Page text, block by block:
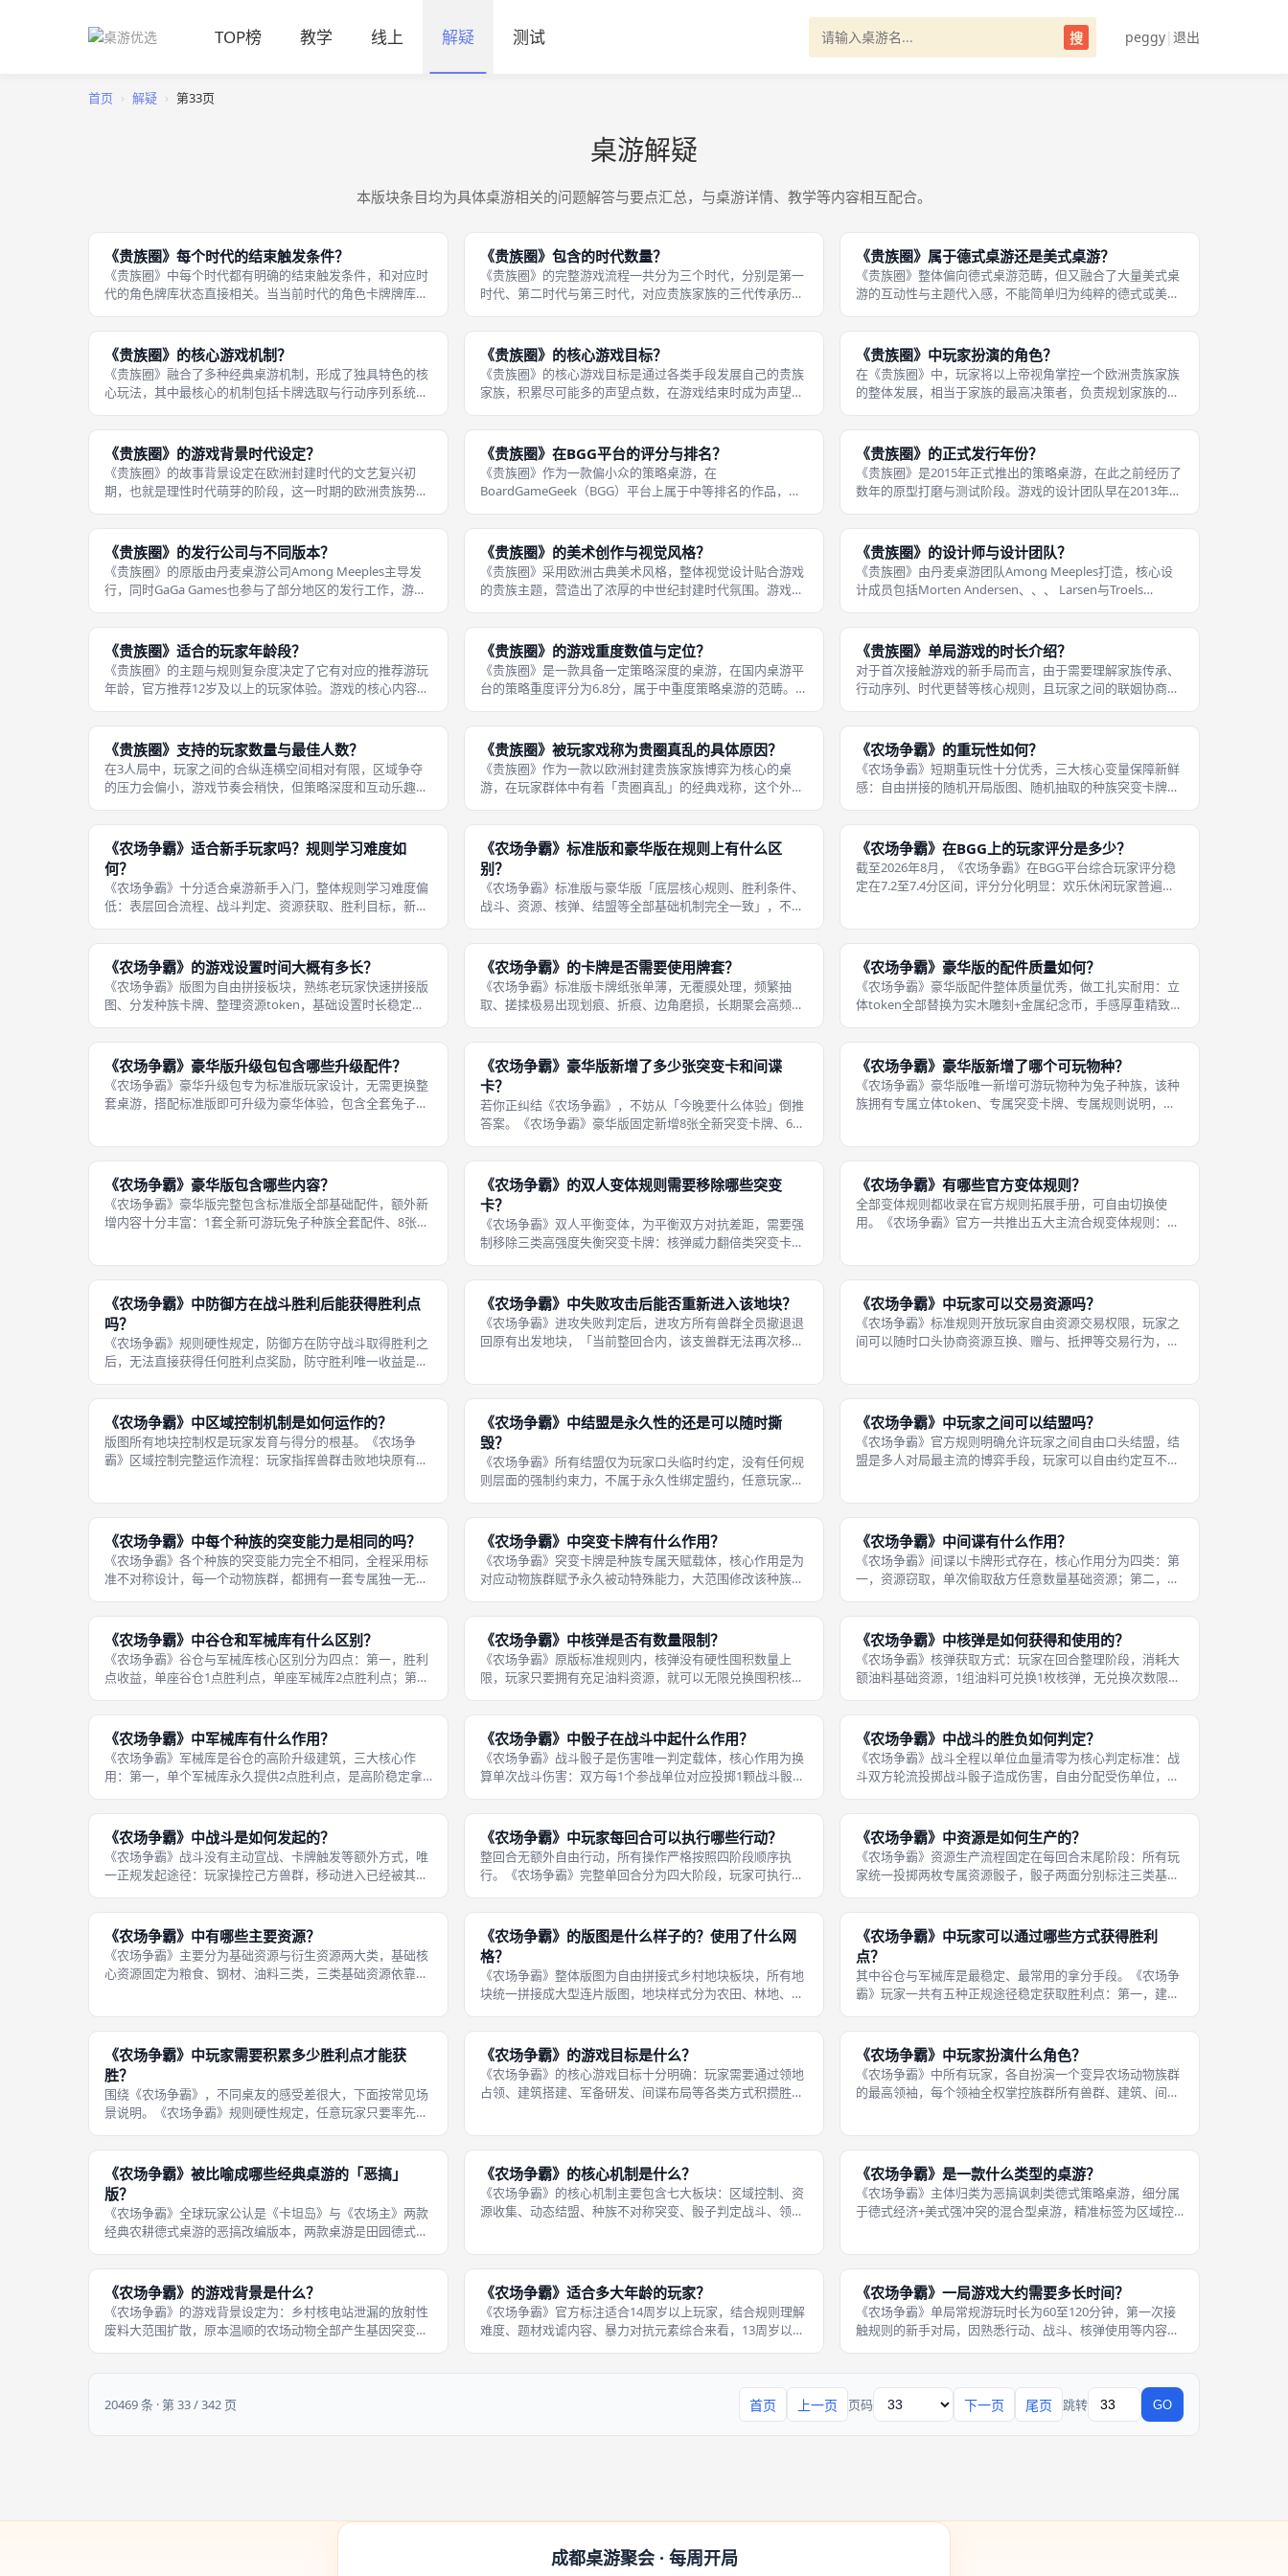
TOP榜 教学 线上 解疑 测试 搜 peggy| 退出
首页 › 解疑 › 第33页
桌游解疑
本版块条目均为具体桌游相关的问题解答与要点汇总，与桌游详情、教学等内容相互配合。
《贵族圈》每个时代的结束触发条件？
《贵族圈》中每个时代都有明确的结束触发条件，和对应时
代的角色牌库状态直接相关。当当前时代的角色卡牌牌库被
所有结算后，正式进入时代更替阶段。 具体来说，游戏过程
中玩家会通过各种方式抽取角色牌
《贵族圈》包含的时代数量？
《贵族圈》的完整游戏流程一共分为三个时代，分别是第一
时代、第二时代与第三时代，对应贵族家族的三代传承历
的能力会越来越强，可选的发展路线也更加丰富，游戏的策
略深度逐步提升。 第一时代是家族的
《贵族圈》属于德式桌游还是美式桌游？
《贵族圈》整体偏向德式桌游范畴，但又融合了大量美式桌
游的互动性与主题代入感，不能简单归为纯粹的德式或美式
源管理、策略规划、效率优化为核心，玩家的主要精力放在
家族发展的规划上，有明确的最优解
《贵族圈》的核心游戏机制？
《贵族圈》融合了多种经典桌游机制，形成了独具特色的核
心玩法，其中最核心的机制包括卡牌选取与行动序列系统、
列是游戏的基础运作逻辑：每张角色卡都有四条行动序列，
玩家激活角色时选择一条执行，不同
《贵族圈》的核心游戏目标？
《贵族圈》的核心游戏目标是通过各类手段发展自己的贵族
家族，积累尽可能多的声望点数，在游戏结束时成为声望最
望点数是衡量家族地位的唯一标准，也是最终结算胜负的唯
一依据。 玩家需要平衡不同的发展
《贵族圈》中玩家扮演的角色？
在《贵族圈》中，玩家将以上帝视角掌控一个欧洲贵族家族
的整体发展，相当于家族的最高决策者，负责规划家族的所
家族的资源、人脉与发展方向，决定家族是侧重军事扩张、
经济积累还是宗教声望，安排家族成
《贵族圈》的游戏背景时代设定？
《贵族圈》的故事背景设定在欧洲封建时代的文艺复兴初
期，也就是理性时代萌芽的阶段，这一时期的欧洲贵族势力
谋、战争与联姻的故事，为游戏的核心玩法提供了完美的主
题土壤。在这个时代背景下，贵族家族
《贵族圈》在BGG平台的评分与排名？
《贵族圈》作为一款偏小众的策略桌游，在
BoardGameGeek（BGG）平台上属于中等排名的作品，国
这个成绩在数千款策略桌游中处于中游偏上的水平，也符合
它小众精品的定位。由于受众偏
《贵族圈》的正式发行年份？
《贵族圈》是2015年正式推出的策略桌游，在此之前经历了
数年的原型打磨与测试阶段。游戏的设计团队早在2013年前
行过测试展出，收集玩家反馈后对规则进行了多轮优化调
整，让游戏的平衡性和流畅度
《贵族圈》的发行公司与不同版本？
《贵族圈》的原版由丹麦桌游公司Among Meeples主导发
行，同时GaGa Games也参与了部分地区的发行工作，游戏
游戏的官方中文版由MYBG Co., Ltd.代理引进发行，这
《贵族圈》的美术创作与视觉风格？
《贵族圈》采用欧洲古典美术风格，整体视觉设计贴合游戏
的贵族主题，营造出了浓厚的中世纪封建时代氛围。游戏的
妆容与气质，不同颜色属性的贵族在视觉上也有清晰的区
分，玩家可以快速通过画面判断角色的
《贵族圈》的设计师与设计团队？
《贵族圈》由丹麦桌游团队Among Meeples打造，核心设
计成员包括Morten Andersen、、、 Larsen与Troels
支丹麦设计团队专注于主题与机制深
《贵族圈》适合的玩家年龄段？
《贵族圈》的主题与规则复杂度决定了它有对应的推荐游玩
年龄，官方推荐12岁及以上的玩家体验。游戏的核心内容围
的内容，但规则体系包含多层逻辑，需要玩家具备一定的理
解能力和逻辑思维能力，低龄儿童
《贵族圈》的游戏重度数值与定位？
《贵族圈》是一款具备一定策略深度的桌游，在国内桌游平
台的策略重度评分为6.8分，属于中重度策略桌游的范畴。这
度，既不像轻策桌游那样极易上手，也不像超重型桌游那样
拥有相当复杂的规则和超长的学习
《贵族圈》单局游戏的时长介绍？
对于首次接触游戏的新手局而言，由于需要理解家族传承、
行动序列、时代更替等核心规则，且玩家之间的联姻协商需
慢节奏的新手局甚至会接近150分钟。《贵族圈》属于中重
度策略桌游，官方标注的单局游
《贵族圈》支持的玩家数量与最佳人数？
在3人局中，玩家之间的合纵连横空间相对有限，区域争夺
的压力会偏小，游戏节奏会稍快，但策略深度和互动乐趣会
联姻的选择更多，省份争夺也会更加激烈，但游戏时长会相
应拉长，且每名玩家的回合等待时间
《贵族圈》被玩家戏称为贵圈真乱的具体原因？
《贵族圈》作为一款以欧洲封建贵族家族博弈为核心的桌
游，在玩家群体中有着「贵圈真乱」的经典戏称，这个外号
的联姻系统，玩家之间需要通过子女联姻实现家族联合，整
个过程充满了利益交换与讨价还价，为
《农场争霸》的重玩性如何？
《农场争霸》短期重玩性十分优秀，三大核心变量保障新鲜
感：自由拼接的随机开局版图、随机抽取的种族突变卡牌、
样，连续游玩十几局不会明显乏味；长期长线游玩，玩家熟
悉主流速攻、种田、核弹套路后，基
《农场争霸》适合新手玩家吗？规则学习难度如
何？
《农场争霸》十分适合桌游新手入门，整体规则学习难度偏
低：表层回合流程、战斗判定、资源获取、胜利目标，新手
玩；规则没有复杂嵌套公式、海量行动分支，框架简洁直
白；同时高阶结盟拉扯、种族搭配、
《农场争霸》标准版和豪华版在规则上有什么区
别？
《农场争霸》标准版与豪华版「底层核心规则、胜利条件、
战斗、资源、核弹、结盟等全部基础机制完全一致」，不存
解锁兔子种族专属天赋规则、新增14张拓展突变与间谍卡的
使用规则、开放5人对局人数规则
《农场争霸》在BGG上的玩家评分是多少？
截至2026年8月，《农场争霸》在BGG平台综合玩家评分稳
定在7.2至7.4分区间，评分分化明显：欢乐休闲玩家普遍打
固化、深度
《农场争霸》的游戏设置时间大概有多长？
《农场争霸》版图为自由拼接板块，熟练老玩家快速拼接版
图、分发种族卡牌、整理资源token，基础设置时长稳定在5
需要10至18分钟；豪华版5人满配对局配件更多，整理分发
耗时小幅增加，最长不
《农场争霸》的卡牌是否需要使用牌套？
《农场争霸》标准版卡牌纸张单薄，无覆膜处理，频繁抽
取、搓揉极易出现划痕、折痕、边角磨损，长期聚会高频使
艺，纸张硬度提升，日常居家休闲游玩不用牌套也可以正常
长期使用；线下桌游聚会多人高频轮换
《农场争霸》豪华版的配件质量如何？
《农场争霸》豪华版配件整体质量优秀，做工扎实耐用：立
体token全部替换为实木雕刻+金属纪念币，手感厚重精致，
易折痕，耐磨耐搓；附赠帆布骰袋、专用卡盒、分区收纳
盒，收纳规整不易散落；版图加
《农场争霸》豪华版升级包包含哪些升级配件？
《农场争霸》豪华升级包专为标准版玩家设计，无需更换整
套桌游，搭配标准版即可升级为豪华体验，包含全套兔子种
牌收纳插盒、帆布便携骰
《农场争霸》豪华版新增了多少张突变卡和间谍
卡？
若你正纠结《农场争霸》，不妨从「今晚要什么体验」倒推
答案。《农场争霸》豪华版固定新增8张全新突变卡牌、6张
动、核弹、防御、资源四类全新天赋，新增间谍卡新增群体
干扰、群体偷分大范围效果，卡
《农场争霸》豪华版新增了哪个可玩物种？
《农场争霸》豪华版唯一新增可游玩物种为兔子种族，该种
族拥有专属立体token、专属突变卡牌、专属规则说明，兔
版最高4人游玩的限制，是豪华
《农场争霸》豪华版包含哪些内容？
《农场争霸》豪华版完整包含标准版全部基础配件，额外新
增内容十分丰富：1套全新可游玩兔子种族全套配件、8张新
纪念币；卡牌专用收纳卡盒
《农场争霸》的双人变体规则需要移除哪些突变
卡？
《农场争霸》双人平衡变体，为平衡双方对抗差距，需要强
制移除三类高强度失衡突变卡牌：核弹威力翻倍类突变卡、
三类卡牌在双人对局里容易造成单方面快速碾压；保留兵力
量产、战斗增伤、资源小幅增幅等平
《农场争霸》有哪些官方变体规则？
全部变体规则都收录在官方规则拓展手册，可自由切换使
用。《农场争霸》官方一共推出五大主流合规变体规则：第
限，削弱核弹翻盘强度；第三，随机突变
《农场争霸》中防御方在战斗胜利后能获得胜利点
吗？
《农场争霸》规则硬性规定，防御方在防守战斗取得胜利之
后，无法直接获得任何胜利点奖励，防守胜利唯一收益是保
分、资源奖励；所有胜利点只能依靠建造建筑、占领核心领
地、核弹排名、间谍偷分这四类常规渠
《农场争霸》中失败攻击后能否重新进入该地块？
《农场争霸》进攻失败判定后，进攻方所有兽群全员撤退退
回原有出发地块，「当前整回合内，该支兽群无法再次移动
再次集结兵力进攻该地块，没有永久
《农场争霸》中玩家可以交易资源吗？
《农场争霸》标准规则开放玩家自由资源交易权限，玩家之
间可以随时口头协商资源互换、赠与、抵押等交易行为，没
交易数量，也不会干预交易内容，弱
《农场争霸》中区域控制机制是如何运作的？
版图所有地块控制权是玩家发育与得分的根基。《农场争
霸》区域控制完整运作流程：玩家指挥兽群击败地块原有守
出对应资源，地块上建筑的胜利点永久
《农场争霸》中结盟是永久性的还是可以随时撕
毁？
《农场争霸》所有结盟仅为玩家口头临时约定，没有任何规
则层面的强制约束力，不属于永久性绑定盟约，任意玩家在
友，规则不会对背刺行为做出任何惩罚，结盟的稳定性完全
依靠玩家临场博弈权衡，背刺盟友也
《农场争霸》中玩家之间可以结盟吗？
《农场争霸》官方规则明确允许玩家之间自由口头结盟，结
盟是多人对局最主流的博弈手段，玩家可以自由约定互不进
约定，全程自由协商结盟条件。结盟
《农场争霸》中每个种族的突变能力是相同的吗？
《农场争霸》各个种族的突变能力完全不相同，全程采用标
准不对称设计，每一个动物族群，都拥有一套专属独一无二
有的种族核弹威力翻倍，有的种族间谍效果强化，有的种族
天生战斗减伤，天赋差异直接决定种
《农场争霸》中突变卡牌有什么作用？
《农场争霸》突变卡牌是种族专属天赋载体，核心作用是为
对应动物族群赋予永久被动特殊能力，大范围修改该种族的
础规则，不同卡牌效果天差地别，有的强化兵力量产，有的
强化核弹威力，有的削弱敌方战斗伤
《农场争霸》中间谍有什么作用？
《农场争霸》间谍以卡牌形式存在，核心作用分为四类：第
一，资源窃取，单次偷取敌方任意数量基础资源；第二，分
块封锁，短时间锁定敌方地块，让目标地块一回合无法产出
资源；第四，计划干扰，强制作废敌
《农场争霸》中谷仓和军械库有什么区别？
《农场争霸》谷仓与军械库核心区别分为四点：第一，胜利
点收益，单座谷仓1点胜利点，单座军械库2点胜利点；第
第三，专属效果，谷仓每回合自动生成1支新兽群，持续补
充兵力，军械库永久给全体战斗骰子
《农场争霸》中核弹是否有数量限制？
《农场争霸》原版标准规则内，核弹没有硬性囤积数量上
限，玩家只要拥有充足油料资源，就可以无限兑换囤积核
突变卡牌、官方变体规则，会给特定玩家增设核弹持有上
限，属于特殊附加限制，并非全局通用硬性
《农场争霸》中核弹是如何获得和使用的？
《农场争霸》核弹获取方式：玩家在回合整理阶段，消耗大
额油料基础资源，1组油料可兑换1枚核弹，无兑换次数限
玩家的任意回合，可随时宣布投放核弹，选定版图任意一块
六边形地块定点轰炸，轰炸生效后，
《农场争霸》中军械库有什么作用？
《农场争霸》军械库是谷仓的高阶升级建筑，三大核心作
用：第一，单个军械库永久提供2点胜利点，是高阶稳定拿
加1点伤害，大幅强化所有进攻与防守战力；第三，军械库
无法像谷仓一样每回合自动刷新兽群兵
《农场争霸》中骰子在战斗中起什么作用？
《农场争霸》战斗骰子是伤害唯一判定载体，核心作用为换
算单次战斗伤害：双方每1个参战单位对应投掷1颗战斗骰
可以自由把伤害分配给敌方任意参战单位，用来削减敌方血
量；军械库建筑可以永久为己方所有
《农场争霸》中战斗的胜负如何判定？
《农场争霸》战斗全程以单位血量清零为核心判定标准：战
斗双方轮流投掷战斗骰子造成伤害，自由分配受伤单位，当
方成功占领当前地块；若双方主动选择全员撤离战场，本次
战斗判定平局，地块原有归属不变，
《农场争霸》中战斗是如何发起的？
《农场争霸》战斗没有主动宣战、卡牌触发等额外方式，唯
一正规发起途径：玩家操控己方兽群，移动进入已经被其他
块立刻强制开启战斗；己方兽群进入空白无主地块不会开
战，多支兽群组队同时攻入敌方地块，
《农场争霸》中玩家每回合可以执行哪些行动？
整回合无额外自由行动，所有操作严格按照四阶段顺序执
行。《农场争霸》完整单回合分为四大阶段，玩家可执行对
刷新新增兽群兵力；第二阶段兽群行动阶段，己方每一支兽
群二选一执行行动，要么向相邻六边形
《农场争霸》中资源是如何生产的？
《农场争霸》资源生产流程固定在每回合末尾阶段：所有玩
家统一投掷两枚专属资源骰子，骰子两面分别标注三类基础
资源类型只要和骰子投出图案匹配，该地块立刻产出对应单
位资源，地块数量越多、匹配点数越
《农场争霸》中有哪些主要资源？
《农场争霸》主要分为基础资源与衍生资源两大类，基础核
心资源固定为粮食、钢材、油料三类，三类基础资源依靠占
础资源兑换建造，三类基础资源互相
《农场争霸》的版图是什么样子的？使用了什么网
格？
《农场争霸》整体版图为自由拼接式乡村地块板块，所有地
块统一拼接成大型连片版图，地块样式分为农田、林地、牧
殊地块；版图全程使用正六边形蜂窝网格布局，完全复刻
《卡坦岛》经典六边形网格结构，每个
《农场争霸》中玩家可以通过哪些方式获得胜利
点？
其中谷仓与军械库是最稳定、最常用的拿分手段。《农场争
霸》玩家一共有五种正规途径稳定获取胜利点：第一，建造
库，单个军械库永久提供2点胜利点；第三，统计核弹持有
数量，对局结束前核弹数量最多的玩
《农场争霸》中玩家需要积累多少胜利点才能获
胜？
围绕《农场争霸》，不同桌友的感受差很大，下面按常见场
景说明。《农场争霸》规则硬性规定，任意玩家只要率先积
外结算环节，不管其他玩家进度如何，10胜利点是唯一硬性
获胜门槛，对局没有回合上限，
《农场争霸》的游戏目标是什么？
《农场争霸》的核心游戏目标十分明确：玩家需要通过领地
占领、建筑搭建、军备研发、间谍布局等各类方式积攒胜利
局，玩家可以选择稳健发育慢慢攒分
《农场争霸》中玩家扮演什么角色？
《农场争霸》中所有玩家，各自扮演一个变异农场动物族群
的最高领袖，每个领袖全权掌控族群所有兽群、建筑、间
权，标准版有四类基础动物种族，豪华版
《农场争霸》被比喻成哪些经典桌游的「恶搞」
版？
《农场争霸》全球玩家公认是《卡坦岛》与《农场主》两款
经典农耕德式桌游的恶搞改编版本，两款桌游是田园德式桌
打农场经营养成，而《农场争霸》照搬二者基础框架，把平
和经营替换成战争、核爆、族群厮杀
《农场争霸》的核心机制是什么？
《农场争霸》的核心机制主要包含七大板块：区域控制、资
源收集、动态结盟、种族不对称突变、骰子判定战斗、领土
键，战斗是领地争夺的主要手段。玩
《农场争霸》是一款什么类型的桌游？
《农场争霸》主体归类为恶搞讽刺类德式策略桌游，细分属
于德式经济+美式强冲突的混合型桌游，精准标签为区域控
游平和慢节奏的固有标签。它沿用德
《农场争霸》的游戏背景是什么？
《农场争霸》的游戏背景设定为：乡村核电站泄漏的放射性
废料大范围扩散，原本温顺的农场动物全部产生基因突变，
《农场争霸》适合多大年龄的玩家？
《农场争霸》官方标注适合14周岁以上玩家，结合规则理解
难度、题材戏谑内容、暴力对抗元素综合来看，13周岁以上
《农场争霸》一局游戏大约需要多长时间？
《农场争霸》单局常规游玩时长为60至120分钟，第一次接
触规则的新手对局，因熟悉行动、战斗、核弹使用等内容，
局，时长浮动主要由玩家拉扯
20469 条 · 第 33 / 342 页
首页 上一页 页码 下一页 尾页 跳转 GO
成都桌游聚会 · 每周开局